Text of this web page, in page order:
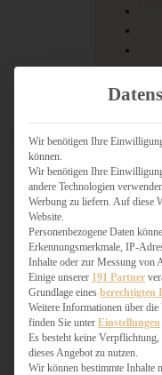
Wir benötigen Ihre
können.
Wir benötigen Ihre
andere Technologien
Werbung zu liefern. Auf diese
Website.
Personenbezogene Daten
Erkennungsmerkmale, IP-
Inhalte oder zur Messung von
Einige unserer 191 Partner
Grundlage eines berechtigten
Weitere Informationen über
finden Sie unter Einstellungen
Es besteht keine
dieses Angebot zu nutzen.
Wir können bestimmte Inhalte